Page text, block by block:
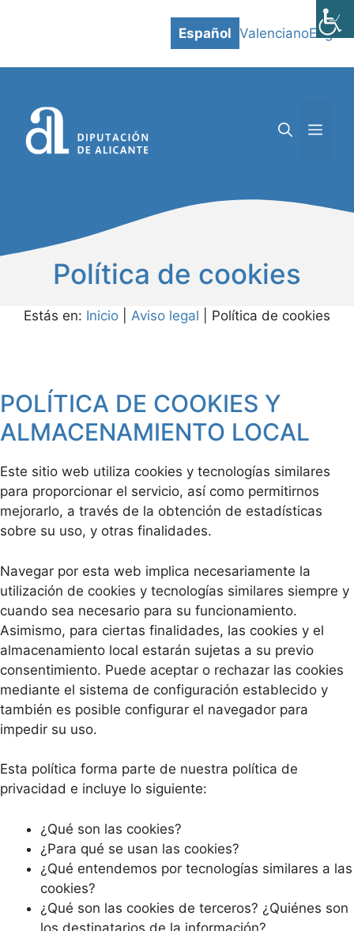
Español ValencianoEnglish
Política de cookies
Estás en: Inicio Aviso legal Política de cookies
POLÍTICA DE COOKIES Y
ALMACENAMIENTO LOCAL
Este sitio web utiliza cookies y tecnologías similares
para proporcionar el servicio, así como permitirnos
mejorarlo, a través de la obtención de estadísticas
sobre su uso, y otras finalidades.
Navegar por esta web implica necesariamente la
utilización de cookies y tecnologías similares siempre y
cuando sea necesario para su funcionamiento.
Asimismo, para ciertas finalidades, las cookies y el
almacenamiento local estarán sujetas a su previo
consentimiento. Puede aceptar o rechazar las cookies
mediante el sistema de configuración establecido y
también es posible configurar el navegador para
impedir su uso.
Esta política forma parte de nuestra política de
privacidad e incluye lo siguiente:
¿Qué son las cookies?
¿Para qué se usan las cookies?
¿Qué entendemos por tecnologías similares a las
cookies?
¿Qué son las cookies de terceros? ¿Quiénes son
los destinatarios de la información?